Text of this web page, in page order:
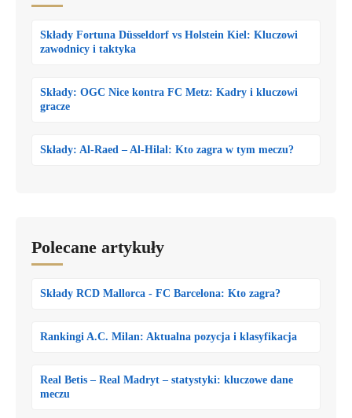
Składy Fortuna Düsseldorf vs Holstein Kiel: Kluczowi
zawodnicy i taktyka
Składy: OGC Nice kontra FC Metz: Kadry i kluczowi
gracze
Składy: Al-Raed – Al-Hilal: Kto zagra w tym meczu?
Polecane artykuły
Składy RCD Mallorca - FC Barcelona: Kto zagra?
Rankingi A.C. Milan: Aktualna pozycja i klasyfikacja
Real Betis – Real Madryt – statystyki: kluczowe dane
meczu